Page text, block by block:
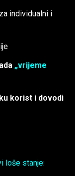
individualni i
„vrijeme
korist i dovodi
loše stanje: